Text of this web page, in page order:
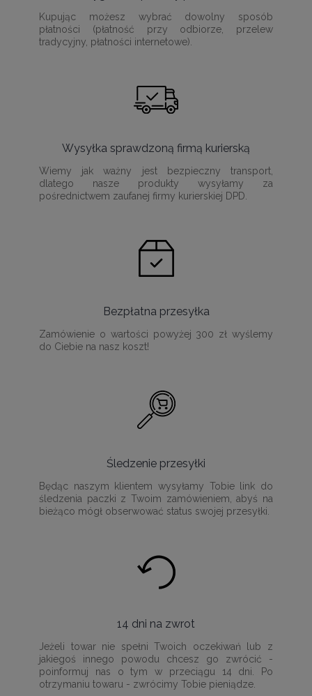
Kupując możesz wybrać dowolny sposób
płatności (płatność przy odbiorze, przelew
tradycyjny, płatności internetowe).
Wysyłka sprawdzoną firmą kurierską
Wiemy jak ważny jest bezpieczny transport,
dlatego nasze produkty wysyłamy za
pośrednictwem zaufanej firmy kurierskiej DPD.
Bezpłatna przesyłka
Zamówienie o wartości powyżej 300 zł wyślemy
do Ciebie na nasz koszt!
Śledzenie przesyłki
Będąc naszym klientem wysyłamy Tobie link do
śledzenia paczki z Twoim zamówieniem, abyś na
bieżąco mógł obserwować status swojej przesyłki.
14 dni na zwrot
Jeżeli towar nie spełni Twoich oczekiwań lub z
jakiegoś innego powodu chcesz go zwrócić -
poinformuj nas o tym w przeciągu 14 dni. Po
otrzymaniu towaru - zwrócimy Tobie pieniądze.